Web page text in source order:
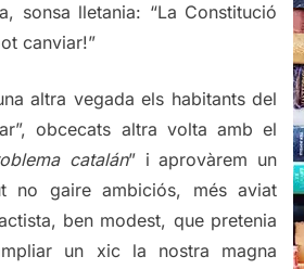
sonsa lletania: “La Constitució
canviar!”
altra vegada els habitants del
obcecats altra volta amb el
catalán” i aprovàrem un
no gaire ambiciós, més aviat
ben modest, que pretenia
un xic la nostra magna